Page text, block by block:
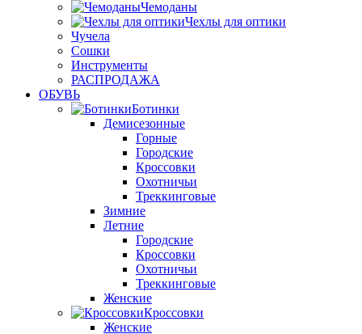
Чемоданы
Чехлы для оптики
Чучела
Сошки
Инструменты
РАСПРОДАЖА
ОБУВЬ
Ботинки
Демисезонные
Горные
Городские
Кроссовки
Охотничьи
Треккинговые
Зимние
Летние
Городские
Кроссовки
Охотничьи
Треккинговые
Женские
Кроссовки
Женские